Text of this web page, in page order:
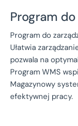
Program
Program do
Ułatwia
pozwala na
Program WMS
Magazynowy
efektywnej pracy.